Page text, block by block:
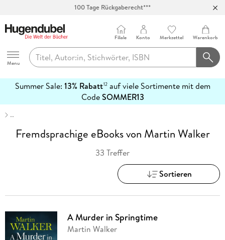
Abholung in über 100 Filialen
Hugendubel
Menu
Filiale Konto Merkzettel Warenkorb
Summer Sale: 13% Rabatt12auf viele Sortimente mit dem
CodeSOMMER13
erfahren
…
Fremdsprachige eBooks von Martin Walker
33 Treffer
Sortieren
A Murder in Springtime
Martin Walker